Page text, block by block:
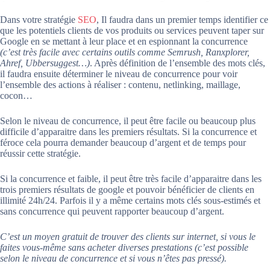
Dans votre stratégie SEO, Il faudra dans un premier temps identifier ce
que les potentiels clients de vos produits ou services peuvent taper sur
Google en se mettant à leur place et en espionnant la concurrence
(c’est très facile avec certains outils comme Semrush, Ranxplorer,
Ahref, Ubbersuggest…). Après définition de l’ensemble des mots clés,
il faudra ensuite déterminer le niveau de concurrence pour voir
l’ensemble des actions à réaliser : contenu, netlinking, maillage,
cocon…
Selon le niveau de concurrence, il peut être facile ou beaucoup plus
difficile d’apparaitre dans les premiers résultats. Si la concurrence et
féroce cela pourra demander beaucoup d’argent et de temps pour
réussir cette stratégie.
Si la concurrence et faible, il peut être très facile d’apparaitre dans les
trois premiers résultats de google et pouvoir bénéficier de clients en
illimité 24h/24. Parfois il y a même certains mots clés sous-estimés et
sans concurrence qui peuvent rapporter beaucoup d’argent.
C’est un moyen gratuit de trouver des clients sur internet, si vous le
faites vous-même sans acheter diverses prestations (c’est possible
selon le niveau de concurrence et si vous n’êtes pas pressé).